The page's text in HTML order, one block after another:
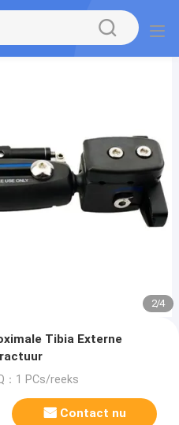
2/4
Tibia Externe
：1 PCs/reeks
Contact nu